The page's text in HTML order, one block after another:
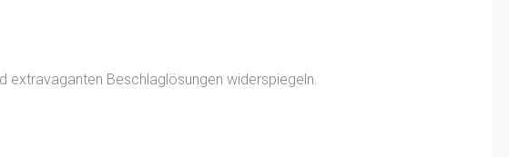
extravaganten Beschlaglösungen widerspiegeln.